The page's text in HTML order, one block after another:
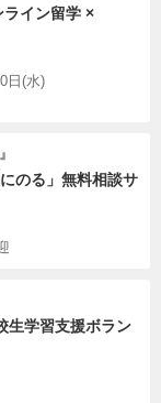
ライン留学 ×
日(水)
のる」無料相談サ
生学習支援ボラン